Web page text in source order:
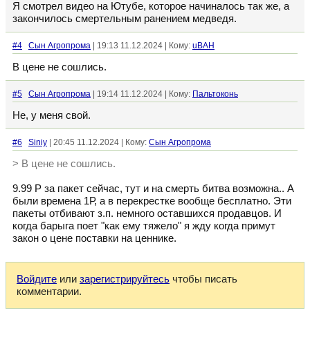
Я смотрел видео на Ютубе, которое начиналось так же, а
закончилось смертельным ранением медведя.
#4 Сын Агропрома | 19:13 11.12.2024 | Кому: uBAH
В цене не сошлись.
#5 Сын Агропрома | 19:14 11.12.2024 | Кому: Пальтоконь
Не, у меня свой.
#6 Siniy | 20:45 11.12.2024 | Кому: Сын Агропрома
> В цене не сошлись.
9.99 Р за пакет сейчас, тут и на смерть битва возможна.. А
были времена 1Р, а в перекрестке вообще бесплатно. Эти
пакеты отбивают з.п. немного оставшихся продавцов. И
когда барыга поет "как ему тяжело" я жду когда примут
закон о цене поставки на ценнике.
Войдите или зарегистрируйтесь чтобы писать
комментарии.